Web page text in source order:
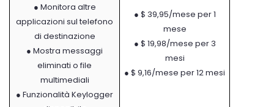
● Monitora altre
applicazioni sul telefono
di destinazione
● Mostra messaggi
eliminati o file
multimediali
● Funzionalità Keylogger
● $ 39,95/mese per 1
mese
● $ 19,98/mese per 3
mesi
● $ 9,16/mese per 12 mesi